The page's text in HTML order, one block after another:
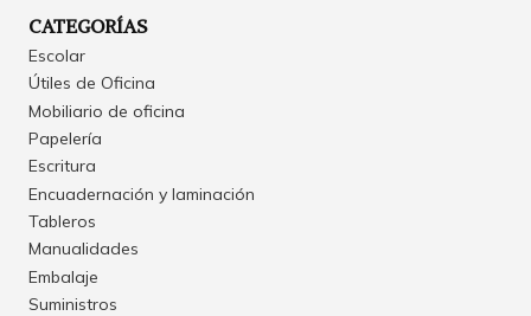
CATEGORÍAS
Escolar
Útiles de Oficina
Mobiliario de oficina
Papelería
Escritura
Encuadernación y laminación
Tableros
Manualidades
Embalaje
Suministros